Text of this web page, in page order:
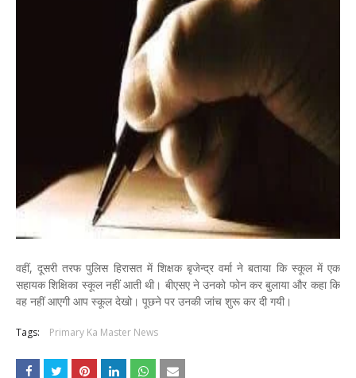
वहीं, दूसरी तरफ पुलिस हिरासत में शिक्षक बृजेन्द्र वर्मा ने बताया कि स्कूल में एक
सहायक शिक्षिका स्कूल नहीं आती थी। बीएसए ने उनको फोन कर बुलाया और कहा कि
वह नहीं आएगी आप स्कूल देखो। पूछने पर उनकी जांच शुरू कर दी गयी।
Tags: Primary Ka Master News